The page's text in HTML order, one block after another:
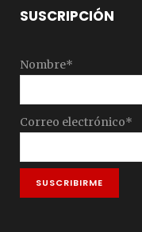
SUSCRIPCIÓN
Nombre*
Correo electrónico*